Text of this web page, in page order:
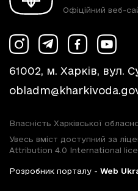
Офіційний веб-
61002, м. Харків, вул.
Власність Харківської
Увесь вміст доступний за
Attribution 4.0 International
Розробник порталу - Web